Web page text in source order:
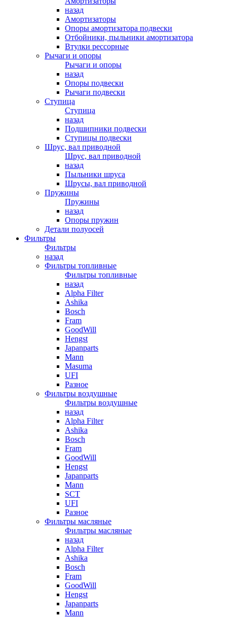
назад
Амортизаторы
Опоры амортизатора подвески
Отбойники, пыльники амортизатора
Втулки рессорные
Рычаги и опоры
Рычаги и опоры
назад
Опоры подвески
Рычаги подвески
Ступица
Ступица
назад
Подшипники подвески
Ступицы подвески
Шрус, вал приводной
Шрус, вал приводной
назад
Пыльники шруса
Шрусы, вал приводной
Пружины
Пружины
назад
Опоры пружин
Детали полуосей
Фильтры
Фильтры
назад
Фильтры топливные
Фильтры топливные
назад
Alpha Filter
Ashika
Bosch
Fram
GoodWill
Hengst
Japanparts
Mann
Masuma
UFI
Разное
Фильтры воздушные
Фильтры воздушные
назад
Alpha Filter
Ashika
Bosch
Fram
GoodWill
Hengst
Japanparts
Mann
SCT
UFI
Разное
Фильтры масляные
Фильтры масляные
назад
Alpha Filter
Ashika
Bosch
Fram
GoodWill
Hengst
Japanparts
Mann